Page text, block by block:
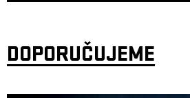
DOPORUČUJEME